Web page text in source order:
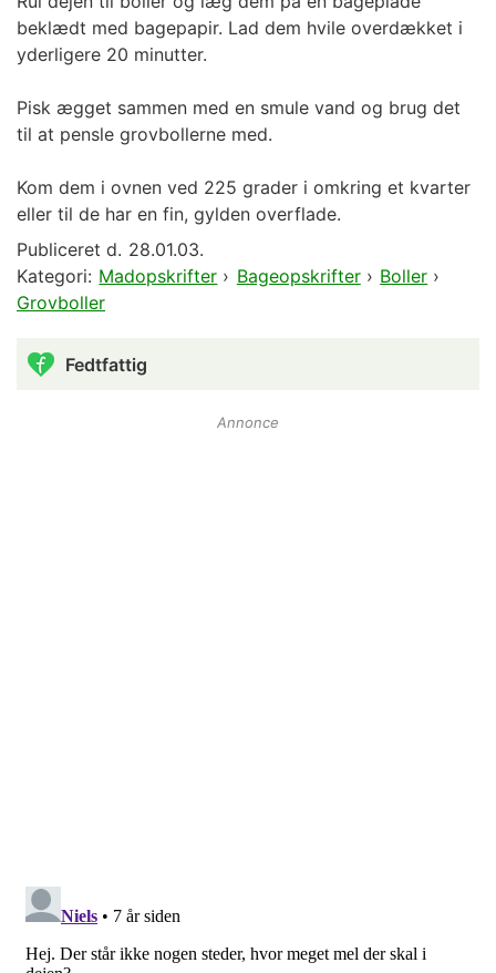
beklædt med bagepapir. Lad dem hvile overdækket i
yderligere 20 minutter.
Pisk ægget sammen med en smule vand og brug det
til at pensle grovbollerne med.
Kom dem i ovnen ved 225 grader i omkring et kvarter
eller til de har en fin, gylden overflade.
Publiceret d. 28.01.03.
Kategori: Madopskrifter › Bageopskrifter› Boller ›
Grovboller
Fedtfattig
Annonce